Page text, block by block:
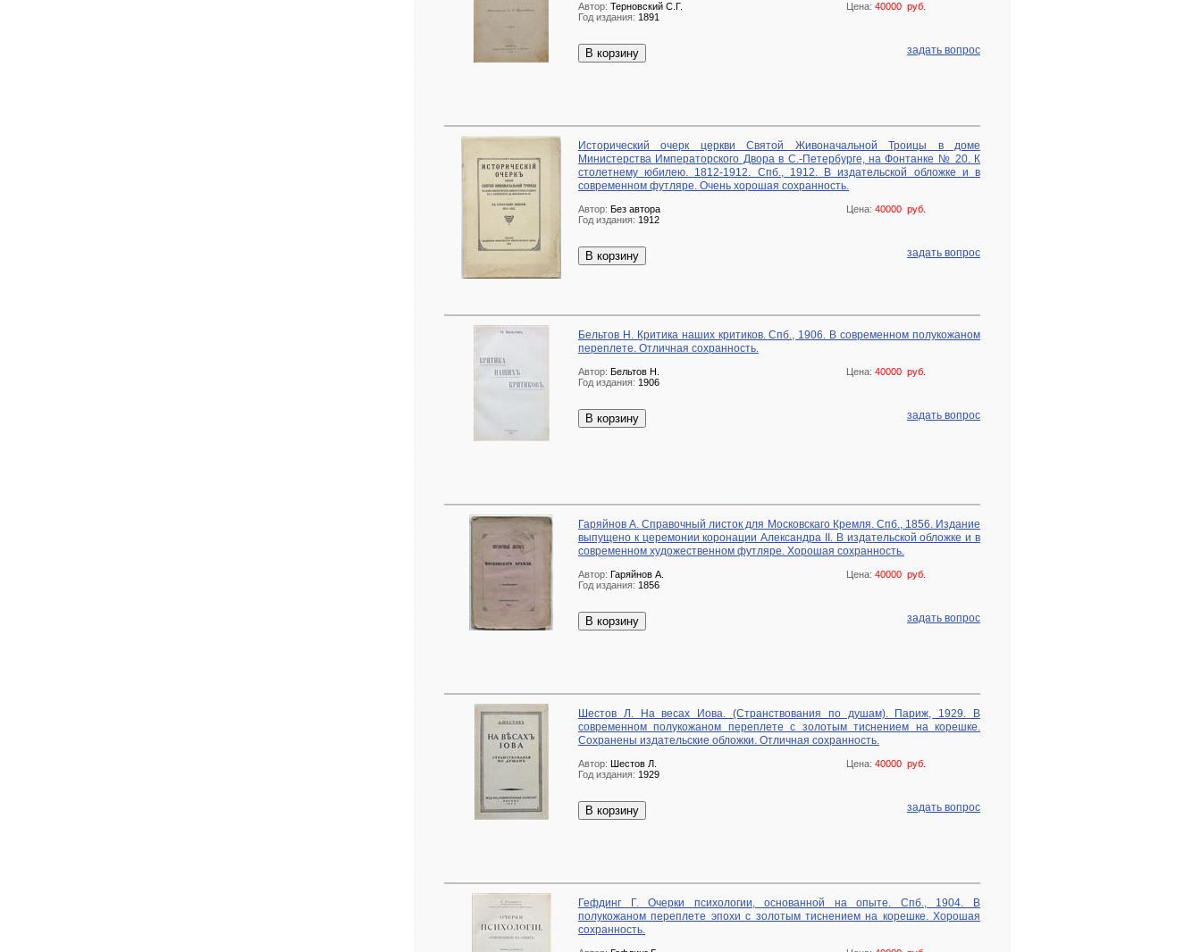
Цена: 40000 руб.
Автор: Терновский С.Г.
Год издания: 1891
В корзину задать вопрос
Исторический очерк церкви Святой Живоначальной Троицы в доме
Министерства Императорского Двора в С.-Петербурге, на Фонтанке № 20. К
столетнему юбилею. 1812-1912. Спб., 1912. В издательской обложке и в
современном футляре. Очень хорошая сохранность.
Цена: 40000 руб.
Автор: Без автора
Год издания: 1912
В корзину задать вопрос
Бельтов Н. Критика наших критиков. Спб., 1906. В современном полукожаном
переплете. Отличная сохранность.
Цена: 40000 руб.
Автор: Бельтов Н.
Год издания: 1906
В корзину задать вопрос
Гаряйнов А. Справочный листок для Московскаго Кремля. Спб., 1856. Издание
выпущено к церемонии коронации Александра II. В издательской обложке и в
современном художественном футляре. Хорошая сохранность.
Цена: 40000 руб.
Автор: Гаряйнов А.
Год издания: 1856
В корзину задать вопрос
Шестов Л. На весах Иова. (Странствования по душам). Париж, 1929. В
современном полукожаном переплете с золотым тиснением на корешке.
Сохранены издательские обложки. Отличная сохранность.
Цена: 40000 руб.
Автор: Шестов Л.
Год издания: 1929
В корзину задать вопрос
Гефдинг Г. Очерки психологии, основанной на опыте. Спб., 1904. В
полукожаном переплете эпохи с золотым тиснением на корешке. Хорошая
сохранность.